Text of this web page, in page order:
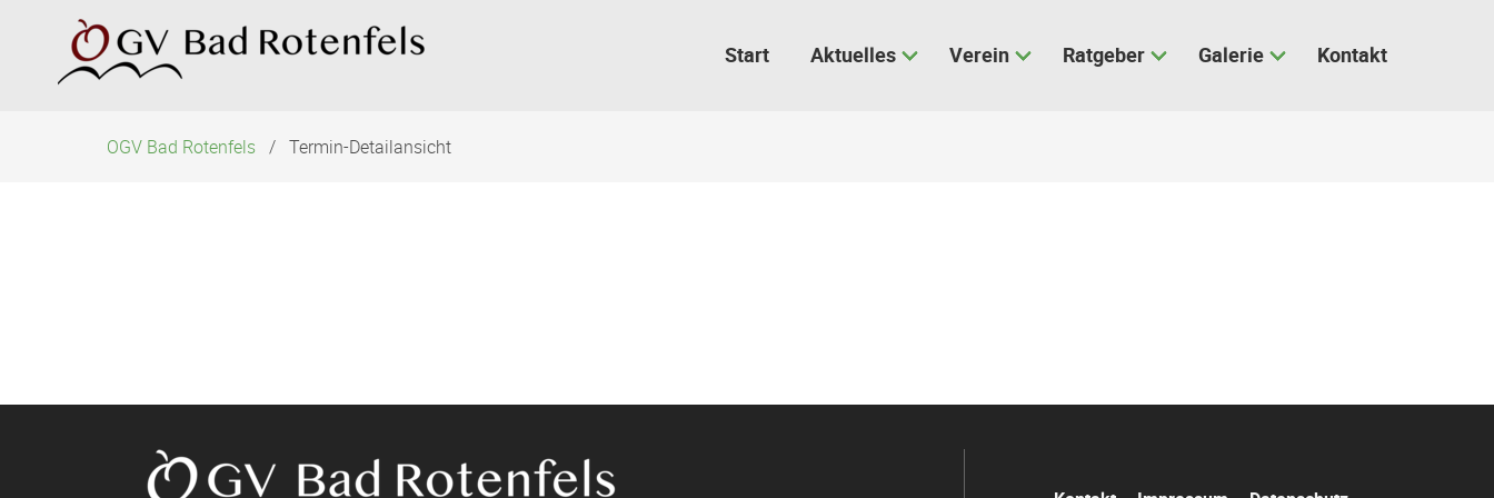
Navigation
überspringen
Start Aktuelles Verein Ratgeber Galerie Kontakt
OGV Bad Rotenfels Termin-Detailansicht